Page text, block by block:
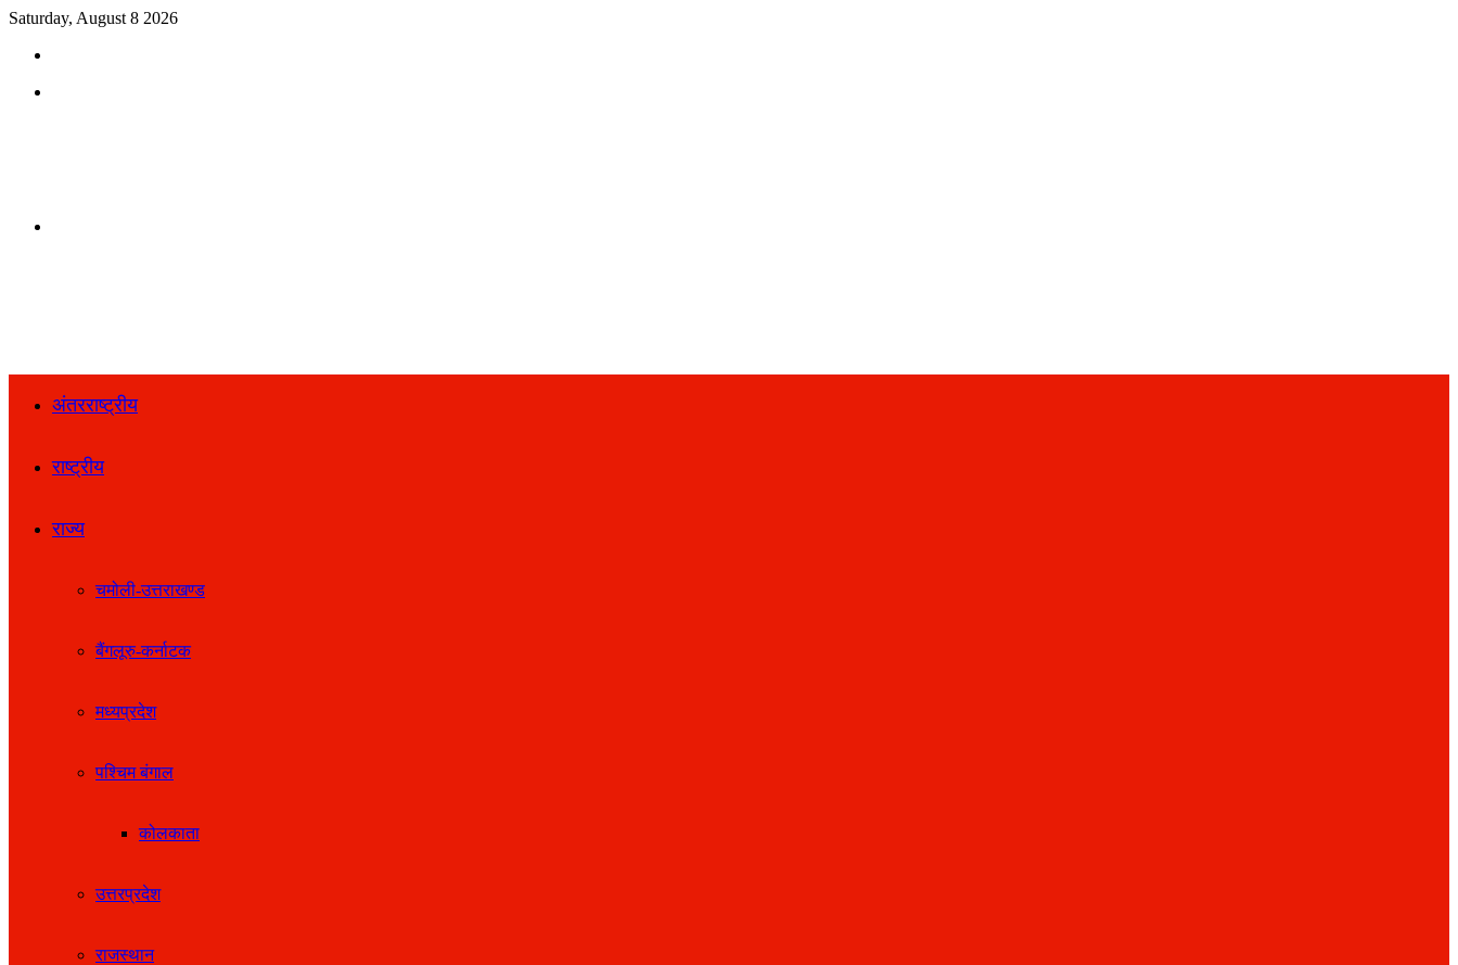
Saturday, August 8 2026
अंतरराष्ट्रीय
राष्ट्रीय
राज्य
चमोली-उत्तराखण्ड
बैंगलूरु-कर्नाटक
मध्यप्रदेश
पश्चिम बंगाल
कोलकाता
उत्तरप्रदेश
राजस्थान